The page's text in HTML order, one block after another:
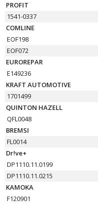
PROFIT
1541-0337
COMLINE
EOF198
EOF072
EUROREPAR
E149236
KRAFT AUTOMOTIVE
1701499
QUINTON HAZELL
QFL0048
BREMSI
FL0014
Dr!ve+
DP1110.11.0199
DP1110.11.0215
KAMOKA
F120901